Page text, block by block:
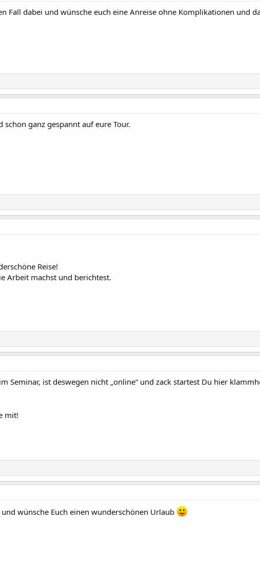
Fall dabei und wünsche euch eine Anreise ohne Komplikationen und
ganz gespannt auf eure Tour.
Reise!
Arbeit machst und berichtest.
Seminar, ist deswegen nicht „online“ und zack startest Du hier
mit!
wünsche Euch einen wunderschönen Urlaub